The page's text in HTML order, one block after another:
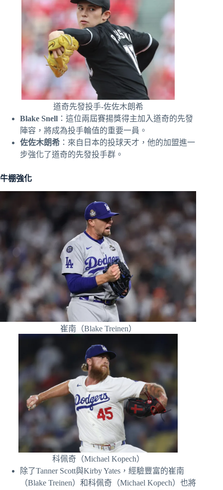
道奇先發投手-佐佐木朗希
Blake Snell ：這位兩屆賽揚獎得主加入道奇的先發
陣容，將成為投手輪值的重要一員。
佐佐木朗希 ：來自日本的投球天才，他的加盟進一
步強化了道奇的先發投手群。
牛棚強化
崔南（Blake Treinen）
科佩奇（Michael Kopech）
除了Tanner Scott與Kirby Yates，經驗豐富的崔南
（Blake Treinen）和科佩奇（Michael Kopech）也將